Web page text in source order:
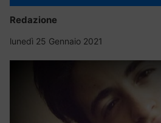
Redazione
lunedì 25 Gennaio 2021